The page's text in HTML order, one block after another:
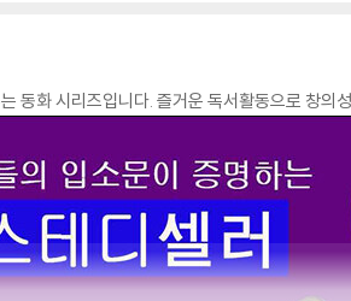
동화 시리즈입니다. 즐거운 독서활동으로 창